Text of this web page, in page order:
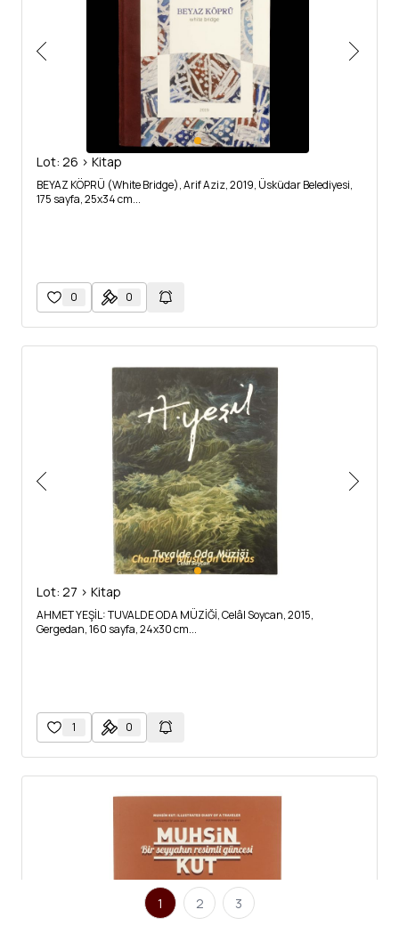
Lot: 26 > Kitap
BEYAZ KÖPRÜ (White Bridge), Arif Aziz, 2019, Üsküdar Belediyesi,
175 sayfa, 25x34 cm...
0 0
Lot: 27 > Kitap
AHMET YEŞİL: TUVALDE ODA MÜZİĞİ, Celâl Soycan, 2015,
Gergedan, 160 sayfa, 24x30 cm...
1 0
1 2 3